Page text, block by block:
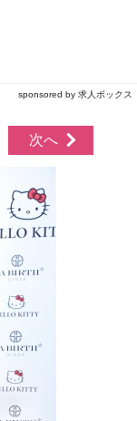
sponsored by 求人ボックス
次へ